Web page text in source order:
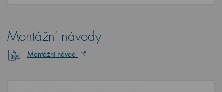
Montážní návody
Montážní návod